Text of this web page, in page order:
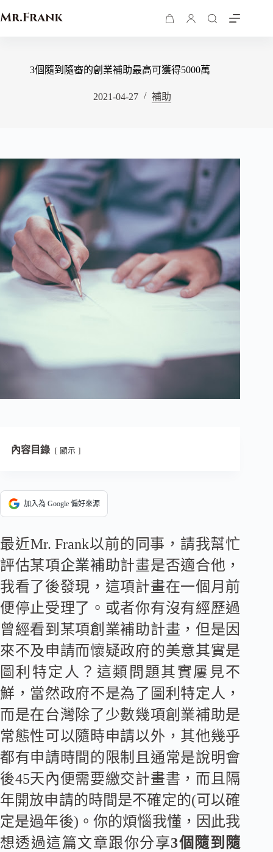
3個隨到隨審的創業補助最高可獲得5000萬
2021-04-27 補助
內容目錄 顯示
加入為 Google 偏好來源
最近Mr. Frank以前的同事，請我幫忙
評估某項企業補助計畫是否適合他，
我看了後發現，這項計畫在一個月前
便停止受理了。或者你有沒有經歷過
曾經看到某項創業補助計畫，但是因
來不及申請而懷疑政府的美意其實是
圖利特定人？這類問題其實屢見不
鮮，當然政府不是為了圖利特定人，
而是在台灣除了少數幾項創業補助是
常態性可以隨時申請以外，其他幾乎
都有申請時間的限制且通常是說明會
後45天內便需要繳交計畫書，而且隔
年開放申請的時間是不確定的(可以確
定是過年後)。你的煩惱我懂，因此我
想透過這篇文章跟你分享3個隨到隨